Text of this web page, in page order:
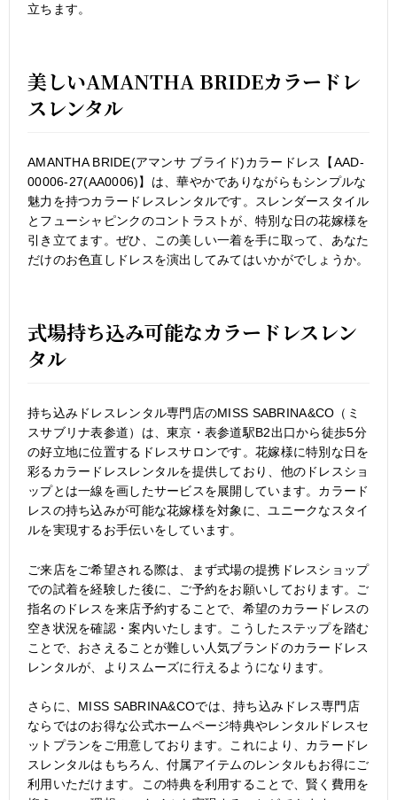
立ちます。
美しいAMANTHA BRIDEカラードレ
スレンタル
AMANTHA BRIDE(アマンサ ブライド)カラードレス【AAD-
00006-27(AA0006)】は、華やかでありながらもシンプルな
魅力を持つカラードレスレンタルです。スレンダースタイル
とフューシャピンクのコントラストが、特別な日の花嫁様を
引き立てます。ぜひ、この美しい一着を手に取って、あなた
だけのお色直しドレスを演出してみてはいかがでしょうか。
式場持ち込み可能なカラードレスレン
タル
持ち込みドレスレンタル専門店のMISS SABRINA&CO（ミ
スサブリナ表参道）は、東京・表参道駅B2出口から徒歩5分
の好立地に位置するドレスサロンです。花嫁様に特別な日を
彩るカラードレスレンタルを提供しており、他のドレスショ
ップとは一線を画したサービスを展開しています。カラード
レスの持ち込みが可能な花嫁様を対象に、ユニークなスタイ
ルを実現するお手伝いをしています。
ご来店をご希望される際は、まず式場の提携ドレスショップ
での試着を経験した後に、ご予約をお願いしております。ご
指名のドレスを来店予約することで、希望のカラードレスの
空き状況を確認・案内いたします。こうしたステップを踏む
ことで、おさえることが難しい人気ブランドのカラードレス
レンタルが、よりスムーズに行えるようになります。
さらに、MISS SABRINA&COでは、持ち込みドレス専門店
ならではのお得な公式ホームページ特典やレンタルドレスセ
ットプランをご用意しております。これにより、カラードレ
スレンタルはもちろん、付属アイテムのレンタルもお得にご
利用いただけます。この特典を利用することで、賢く費用を